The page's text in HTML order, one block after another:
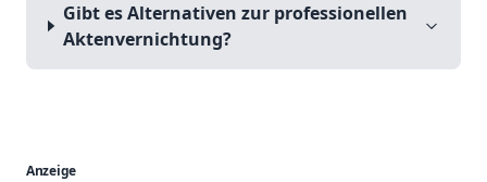
Gibt es Alternativen zur professionellen
Aktenvernichtung?
Anzeige